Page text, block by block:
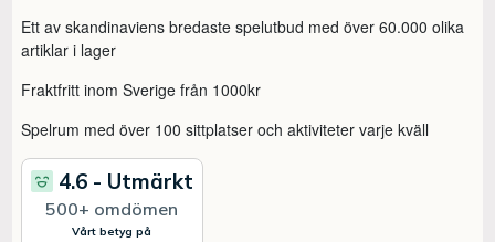
Ett av skandinaviens bredaste spelutbud med över 60.000 olika
artiklar i lager
Fraktfritt inom Sverige från 1000kr
Spelrum med över 100 sittplatser och aktiviteter varje kväll